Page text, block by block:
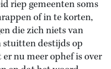
riep gemeenten soms
of in te korten,
die zich niets van
stuitten destijds op
nu meer ophef is over